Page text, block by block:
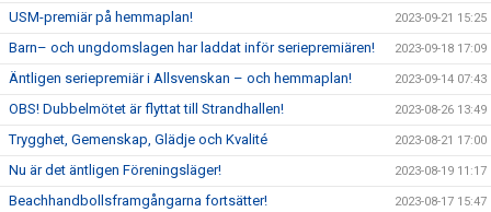
USM-premiär på hemmaplan! 2023-09-21 15:25
Barn– och ungdomslagen har laddat inför seriepremiären! 2023-09-18 17:09
Äntligen seriepremiär i Allsvenskan – och hemmaplan! 2023-09-14 07:43
OBS! Dubbelmötet är flyttat till Strandhallen! 2023-08-26 13:49
Trygghet, Gemenskap, Glädje och Kvalité 2023-08-21 17:00
Nu är det äntligen Föreningsläger! 2023-08-19 11:17
Beachhandbollsframgångarna fortsätter! 2023-08-17 15:47